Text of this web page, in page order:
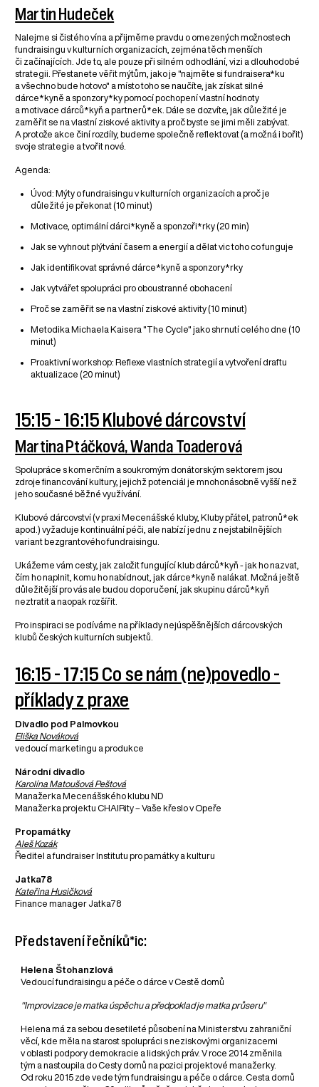
Martin Hudeček
Nalejme si čistého vína a přijměme pravdu o omezených možnostech
fundraisingu v kulturních organizacích, zejména těch menších
či začínajících. Jde to, ale pouze při silném odhodlání, vizi a dlouhodobé
strategii. Přestanete věřit mýtům, jako je "najměte si fundraisera*ku
a všechno bude hotovo" a místo toho se naučíte, jak získat silné
dárce*kyně a sponzory*ky pomocí pochopení vlastní hodnoty
a motivace dárců*kyň a partnerů*ek. Dále se dozvíte, jak důležité je
zaměřit se na vlastní ziskové aktivity a proč byste se jimi měli zabývat.
A protože akce činí rozdíly, budeme společně reflektovat (a možná i bořit)
svoje strategie a tvořit nové.
Agenda:
Úvod: Mýty o fundraisingu v kulturních organizacích a proč je
důležité je překonat (10 minut)
Motivace, optimální dárci*kyně a sponzoři*rky (20 min)
Jak se vyhnout plýtvání časem a energií a dělat vic toho co funguje
Jak identifikovat správné dárce*kyně a sponzory*rky
Jak vytvářet spolupráci pro oboustranné obohacení
Proč se zaměřit se na vlastní ziskové aktivity (10 minut)
Metodika Michaela Kaisera "The Cycle" jako shrnutí celého dne (10
minut)
Proaktivní workshop: Reflexe vlastních strategií a vytvoření draftu
aktualizace (20 minut)
15:15 - 16:15 Klubové dárcovství
Martina Ptáčková, Wanda Toaderová
Spolupráce s komerčním a soukromým donátorským sektorem jsou
zdroje financování kultury, jejichž potenciál je mnohonásobně vyšší než
jeho současné běžné využívání.
Klubové dárcovství (v praxi Mecenášské kluby, Kluby přátel, patronů*ek
apod.) vyžaduje kontinuální péči, ale nabízí jednu z nejstabilnějších
variant bezgrantového fundraisingu.
Ukážeme vám cesty, jak založit fungující klub dárců*kyň - jak ho nazvat,
čím ho naplnit, komu ho nabídnout, jak dárce*kyně nalákat. Možná ještě
důležitější pro vás ale budou doporučení, jak skupinu dárců*kyň
neztratit a naopak rozšířit.
Pro inspiraci se podíváme na příklady nejúspěšnějších dárcovských
klubů českých kulturních subjektů.
16:15 - 17:15 Co se nám (ne)povedlo -
příklady z praxe
Divadlo pod Palmovkou
Eliška Nováková
vedoucí marketingu a produkce
Národní divadlo
Karolína Matoušová Peštová
Manažerka Mecenášského klubu ND
Manažerka projektu CHAIRity – Vaše křeslo v Opeře
Propamátky
Aleš Kozák
Ředitel a fundraiser Institutu pro památky a kulturu
Jatka78
Kateřina Husičková
Finance manager Jatka78
Představení řečníků*ic:
Helena Štohanzlová
Vedoucí fundraisingu a péče o dárce v Cestě domů
"Improvizace je matka úspěchu a předpoklad je matka průseru"
Helena má za sebou desetileté působení na Ministerstvu zahraniční
věcí, kde měla na starost spolupráci s neziskovými organizacemi
v oblasti podpory demokracie a lidských práv. V roce 2014 změnila
tým a nastoupila do Cesty domů na pozici projektové manažerky.
Od roku 2015 zde vede tým fundraisingu a péče o dárce. Cesta domů